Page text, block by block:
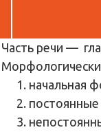
Часть речи —
начальная